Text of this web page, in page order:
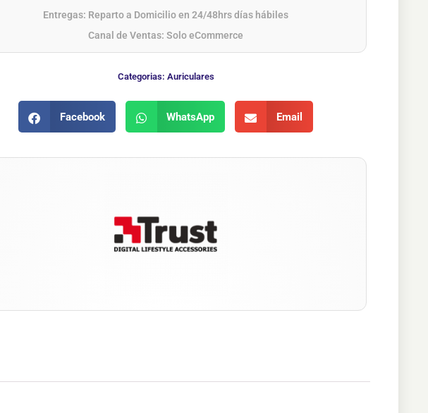
Entregas: Reparto a Domicilio en 24/48hrs días hábiles
Canal de Ventas: Solo eCommerce
Categorias: Auriculares
Facebook WhatsApp Email